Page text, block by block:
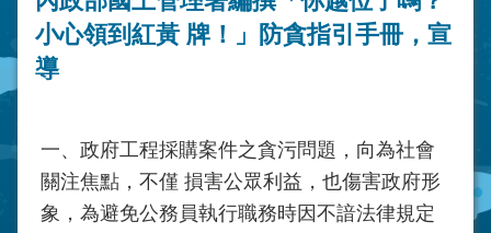
小心領到紅黃 牌！」防貪指引手冊，宣
導
一、政府工程採購案件之貪污問題，向為社會
關注焦點，不僅 損害公眾利益，也傷害政府形
象，為避免公務員執行職務時因不諳法律規定